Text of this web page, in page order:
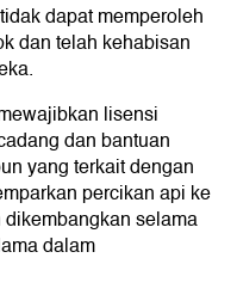
dapat memperoleh
dan telah kehabisan
lisensi
dan bantuan
yang terkait dengan
percikan api ke
selama
dalam